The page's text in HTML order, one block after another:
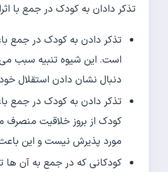
تذکر دادان به کودک در جمع با
تذکر دادن به کودک در جمع
است. این شیوه تنبیه سبب می
دنبال نشان دادن استقلال
تذکر دادن به کودک در جمع
کودک از بروز خلاقیت منصرف
مورد پذیرش نیست و این
کودکانی که در جمع به آن ها